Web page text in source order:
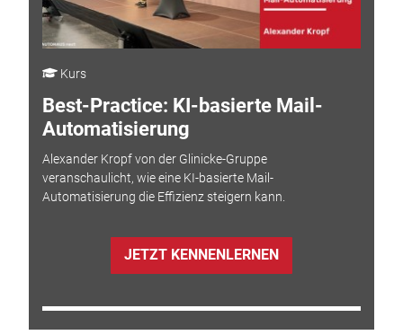
Kurs
Best-Practice: KI-basierte Mail-
Automatisierung
Alexander Kropf von der Glinicke-Gruppe
veranschaulicht, wie eine KI-basierte Mail-
Automatisierung die Effizienz steigern kann.
JETZT KENNENLERNEN